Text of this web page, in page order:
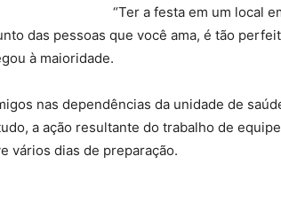
“Ter a festa em um local
das pessoas que você ama, é tão
à maioridade.
nas dependências da unidade de
a ação resultante do trabalho de
vários dias de preparação.